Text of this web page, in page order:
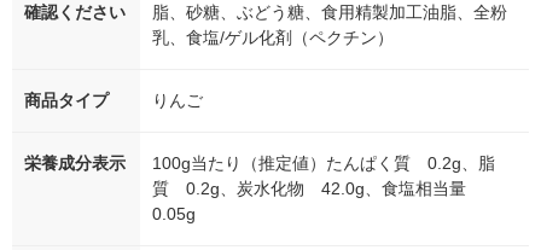
確認ください
脂、砂糖、ぶどう糖、食用精製加工油脂、全粉
乳、食塩/ゲル化剤（ペクチン）
商品タイプ りんご
栄養成分表示
100g当たり（推定値）たんぱく質 0.2g、脂
質 0.2g、炭水化物 42.0g、食塩相当量
0.05g